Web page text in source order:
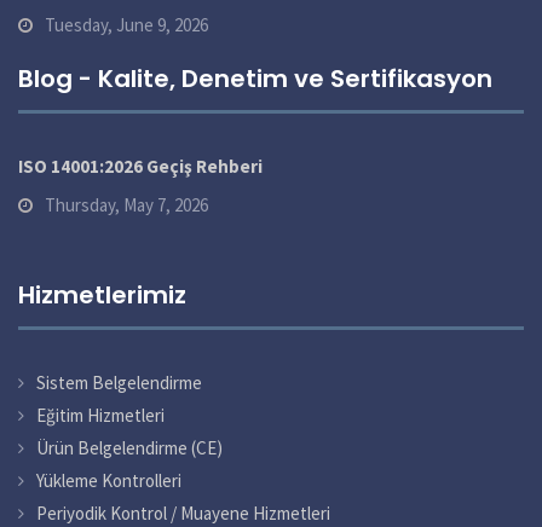
Tuesday, June 9, 2026
Blog - Kalite, Denetim ve Sertifikasyon
ISO 14001:2026 Geçiş Rehberi
Thursday, May 7, 2026
Hizmetlerimiz
Sistem Belgelendirme
Eğitim Hizmetleri
Ürün Belgelendirme (CE)
Yükleme Kontrolleri
Periyodik Kontrol / Muayene Hizmetleri